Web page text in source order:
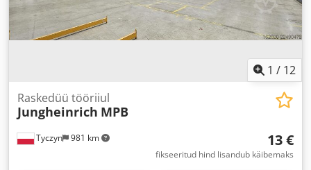
1 / 12
Tyczyn 981 km
Raskedüü tööriiul
Jungheinrich MPB
13 €
fikseeritud hind lisandub käibemaks